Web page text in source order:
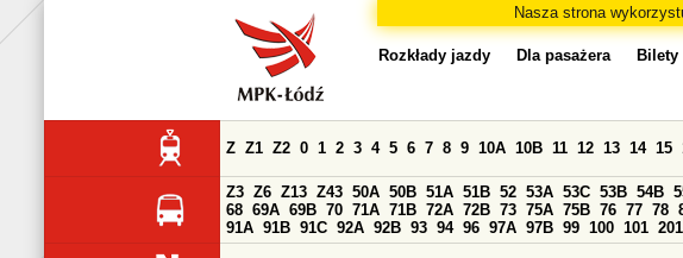
Nasza strona
Rozkłady jazdy Dla pasażera Bilety
Z Z1 Z2 0 1 2 3 4 5 6 7 8 9 10A 10B 11 12 13 14 15
Z3 Z6 Z13 Z43 50A 50B 51A 51B 52 53A 53C 53B 54B
68 69A 69B 70 71A 71B 72A 72B 73 75A 75B 76 77 78
91A 91B 91C 92A 92B 93 94 96 97A 97B 99 100 101 201